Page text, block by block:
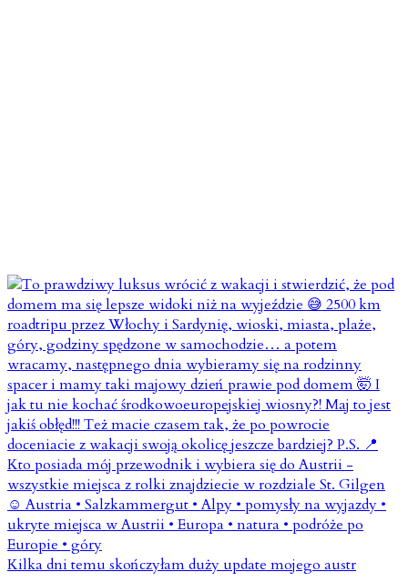
Kilka dni temu skończyłam duży update mojego austr